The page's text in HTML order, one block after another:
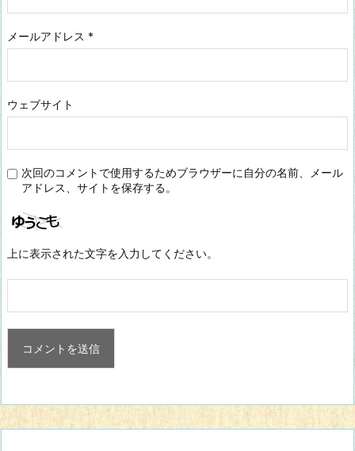
メールアドレス *
ウェブサイト
次回のコメントで使用するためブラウザーに自分の名前、メール
アドレス、サイトを保存する。
上に表示された文字を入力してください。